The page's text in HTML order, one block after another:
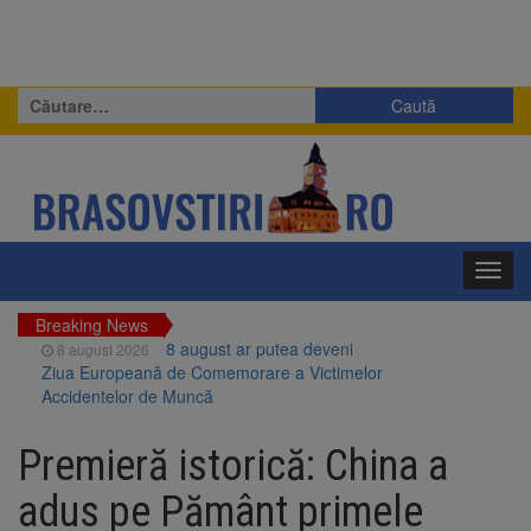
Caută
după:
Breaking News
8 august 2026
8 august ar putea deveni
Ziua Europeană de Comemorare a Victimelor
Accidentelor de Muncă
fostului complex Duplex 91, de lângă Piața
Star
8 august 2026
Ungaria renunță la apelul
pentru reducerea consumului de energie.
Premieră istorică: China a
adus pe Pământ primele